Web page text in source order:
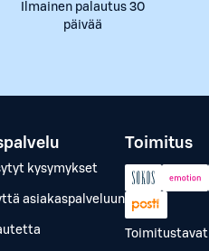
Ilmainen palautus 30
päivää
kysymykset
asiakaspalveluun
Toimitus
Toimitustavat